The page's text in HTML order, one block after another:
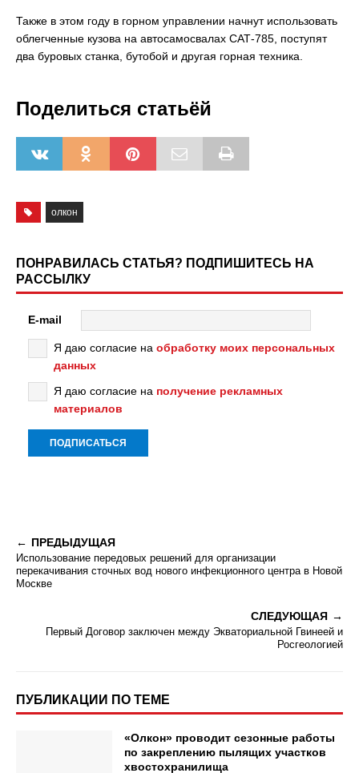
Также в этом году в горном управлении начнут использовать
облегченные кузова на автосамосвалах САТ-785, поступят
два буровых станка, бутобой и другая горная техника.
Поделиться статьёй
олкон
ПОНРАВИЛАСЬ СТАТЬЯ? ПОДПИШИТЕСЬ НА
РАССЫЛКУ
E-mail
Я даю согласие на обработку моих персональных
данных
Я даю согласие на получение рекламных
материалов
ПРЕДЫДУЩАЯ
Использование передовых решений для организации
перекачивания сточных вод нового инфекционного центра в Новой
Москве
СЛЕДУЮЩАЯ
Первый Договор заключен между Экваториальной Гвинеей и
Росгеологией
ПУБЛИКАЦИИ ПО ТЕМЕ
«Олкон» проводит сезонные работы
по закреплению пылящих участков
хвостохранилища